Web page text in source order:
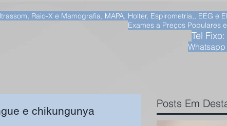
Raio-X e Mamografia, MAPA, Holter, Espirometria,, EEG e
Exames a Preços Populares
Tel
e chikungunya
Posts Em